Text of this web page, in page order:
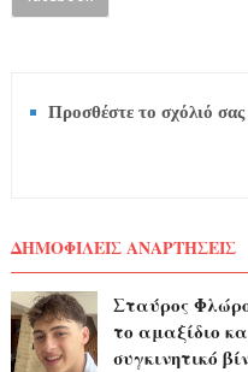
Προσθέστε το σχόλιό σας
ΔΗΜΟΦΙΛΕΙΣ ΑΝΑΡΤΗΣΕΙΣ
Σταύρος
το αμαξίδιο
συγκινητικό